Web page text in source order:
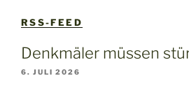
RSS-FEED
Denkmäler müssen
6. JULI 2026